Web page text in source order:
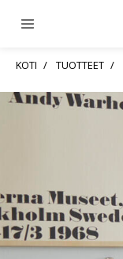
KOTI TUOTTEET